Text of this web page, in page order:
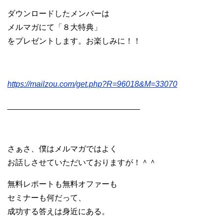
ダウンロードしたメンバーは
メルマガにて「８大特典」
をプレゼントします。お楽しみに！！
https://mailzou.com/get.php?R=96018&M=33070
さぁさ、僕はメルマガではよく
お話しさせていただいておりますが！＾＾
無料レポートも無料オファーも
セミナーも何だって、
成功する答えは身近にある。